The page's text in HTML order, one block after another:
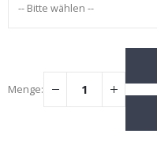
Menge: